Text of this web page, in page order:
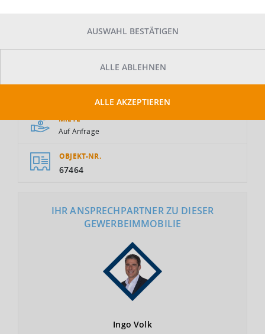
MIETE
Auf Anfrage
OBJEKT-NR.
67464
IHR ANSPRECHPARTNER ZU DIESER
GEWERBEIMMOBILIE
Ingo Volk
AUSWAHL BESTÄTIGEN
ALLE ABLEHNEN
ALLE AKZEPTIEREN